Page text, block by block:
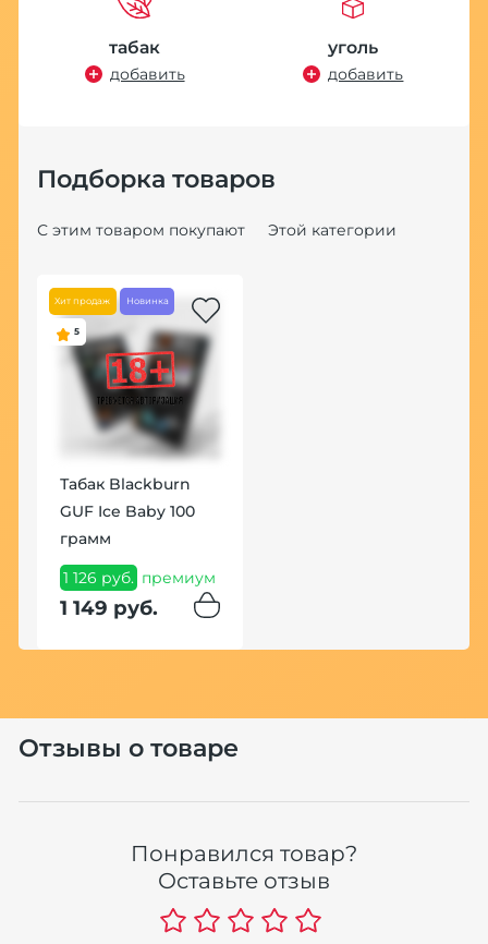
табак
добавить
уголь
добавить
Подборка товаров
С этим товаром покупают Этой категории
Хит продаж Новинка
5
Табак Blackburn
GUF Ice Baby 100
грамм
1 126 руб. премиум
1 149 руб.
Отзывы о товаре
Понравился товар?
Оставьте отзыв